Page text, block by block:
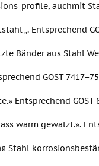
profile, auchmit
„. Entsprechend
Bänder aus Stahl
GOST 7417−75
Entsprechend GOST
warm gewalzt.».
Stahl